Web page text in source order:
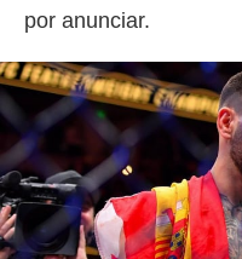
por anunciar.